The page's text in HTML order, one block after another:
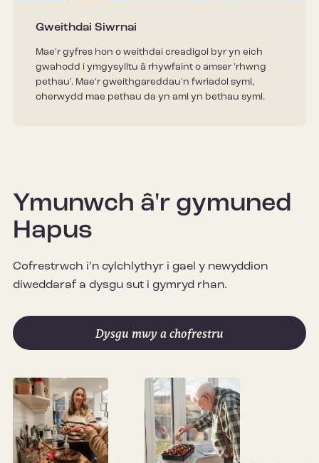
Gweithdai Siwrnai
Mae'r gyfres hon o weithdai creadigol byr yn eich
gwahodd i ymgysylltu â rhywfaint o amser 'rhwng
pethau'. Mae'r gweithgareddau'n fwriadol syml,
oherwydd mae pethau da yn aml yn bethau syml.
Ymunwch â'r gymuned
Hapus
Cofrestrwch i’n cylchlythyr i gael y newyddion
diweddaraf a dysgu sut i gymryd rhan.
Dysgu mwy a chofrestru